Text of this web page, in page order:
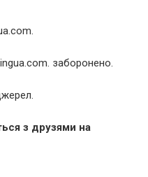
заборонено.
з друзями на